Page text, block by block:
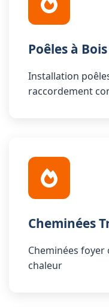
Poêles à Bois
Installation
raccordement
Cheminées
Cheminées
chaleur